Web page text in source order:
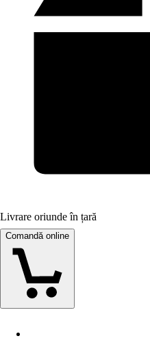
Livrare oriunde în țară
Comandă online